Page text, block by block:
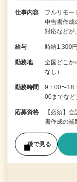
仕事内容
フルリモー
申告書作成
対応などが
給与 時給1,300
勤務地
全国どこか
なし）
勤務時間
9：00〜18
00までな
応募資格
【必須】
書作成の補
後で見る